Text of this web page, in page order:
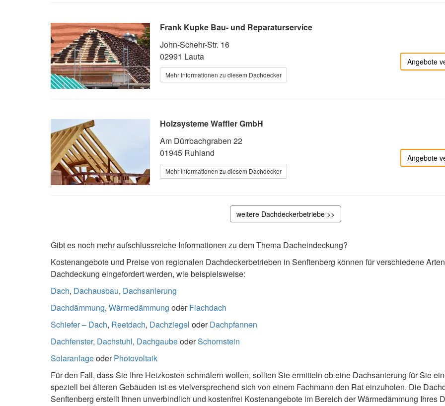
Frank Kupke Bau- und Reparaturservice
John-Schehr-Str. 16
02991 Lauta
Mehr Informationen zu diesem Dachdecker
Angebote
Holzsysteme Waffler GmbH
Am Dürrbachgraben 22
01945 Ruhland
Mehr Informationen zu diesem Dachdecker
Angebote
weitere Dachdeckerbetriebe >>
Gibt es noch mehr aufschlussreiche Informationen zu dem Thema Dacheindeckung?
Kostenangebote und Preise von regionalen Dachdeckerbetrieben in Senftenberg können für verschiedene
Dachdeckung eingefordert werden, wie beispielsweise:
Dach, Dachausbau, Dachsanierung
Dachdämmung, Wärmedämmung oderFlachdach
Schiefer – Dach, Reetdach, Dachziegel oderDachpfannen
Dachfenster, Dachstuhl, DachgaubeoderSchornstein
SolaranlageoderPhotovoltaik
Für den Fall, dass Sie Ihre Heizkosten schmälern wollen, sollten Sie ermitteln ob eine Dachsanierung für Sie
speziell bei älteren Gebäuden ist es vielversprechend sich von einem Fachmann den Rat einzuholen. Die
Senftenberg erstellt Ihnen unverbindlich und kostenfrei Kostenangebote im Bereich der Wärmedämmung Ihres